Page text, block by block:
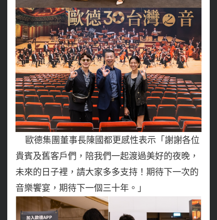
歐德集團董事長陳國都更感性表示「謝謝各位
貴賓及舊客戶們，陪我們一起渡過美好的夜晚，
未來的日子裡，請大家多多支持！期待下一次的
音樂饗宴，期待下一個三十年。」